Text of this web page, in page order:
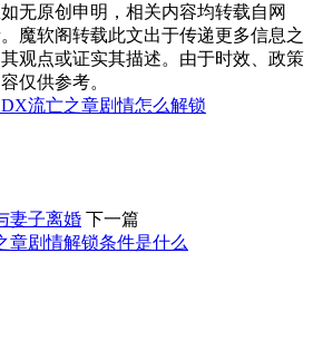
无原创申明，相关内容均转载自网
魔软阁转载此文出于传递更多信息之
观点或证实其描述。由于时效、政策
仅供参考。
流亡之章剧情怎么解锁
妻子离婚 下一篇
剧情解锁条件是什么